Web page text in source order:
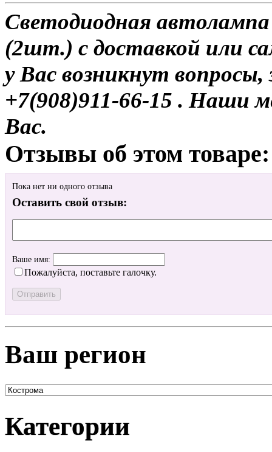
Светодиодная
(2шт.) с доставкой или
у Вас возникнут
+7(908)911-66-15 . Наши
Вас.
Отзывы об этом товаре:
Пока нет ни одного отзыва
Оставить свой отзыв:
Ваше имя:
Пожалуйста, поставьте галочку.
Ваш регион
Категории